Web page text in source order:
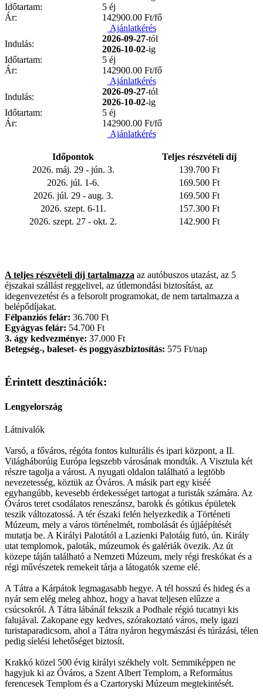
Időtartam:
5 éj
Ár:
142900.00 Ft/fő
Ajánlatkérés
Indulás:
2026-09-27-tól
2026-10-02-ig
Időtartam:
5 éj
Ár:
142900.00 Ft/fő
Ajánlatkérés
Indulás:
2026-09-27-tól
2026-10-02-ig
Időtartam:
5 éj
Ár:
142900.00 Ft/fő
Ajánlatkérés
Időpontok
Teljes részvételi díj
2026. máj. 29 - jún. 3.
139.700 Ft
2026. júl. 1-6.
169.500 Ft
2026. júl. 29 - aug. 3.
169.500 Ft
2026. szept. 6-11.
157.300 Ft
2026. szept. 27 - okt. 2.
142.900 Ft
A teljes részvételi díj tartalmazza az autóbuszos utazást, az 5
éjszakai szállást reggelivel, az útlemondási biztosítást, az
idegenvezetést és a felsorolt programokat, de nem tartalmazza a
belépődíjakat.
Félpanziós felár: 36.700 Ft
Egyágyas felár: 54.700 Ft
3. ágy kedvezménye: 37.000 Ft
Betegség-, baleset- és poggyászbiztosítás: 575 Ft/nap
Érintett desztinációk:
Lengyelország
Látnivalók
Varsó, a főváros, régóta fontos kulturális és ipari központ, a II.
Világháborúig Európa legszebb városának mondták. A Visztula két
részre tagolja a várost. A nyugati oldalon található a legtöbb
nevezetesség, köztük az Óváros. A másik part egy kiséé
egyhangúbb, kevesebb érdekességet tartogat a turisták számára. Az
Óváros teret csodálatos reneszánsz, barokk és gótikus épületek
teszik változatossá. A tér északi felén helyezkedik a Történeti
Múzeum, mely a város történelmét, rombolását és újjáépítését
mutatja be. A Királyi Palotától a Lazienki Palotáig futó, ún. Király
utat templomok, paloták, múzeumok és galériák övezik. Az út
közepe táján található a Nemzeti Múzeum, mely régi freskókat és a
régi művészetek remekeit tárja a látogatók szeme elé.
A Tátra a Kárpátok legmagasabb hegye. A tél hosszú és hideg és a
nyár sem elég meleg ahhoz, hogy a havat teljesen elűzze a
csúcsokról. A Tátra lábánál fekszik a Podhale régió tucatnyi kis
falujával. Zakopane egy kedves, szórakoztató város, mely igazi
turistaparadicsom, ahol a Tátra nyáron hegymászási és túrázási, télen
pedig síelési lehetőséget biztosít.
Krakkó közel 500 évig királyi székhely volt. Semmiképpen ne
hagyjuk ki az Óváros, a Szent Albert Templom, a Református
ferencesek Templom és a Czartoryski Múzeum megtekintését.